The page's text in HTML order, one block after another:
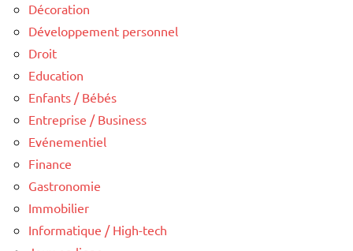
Décoration
Développement personnel
Droit
Education
Enfants / Bébés
Entreprise / Business
Evénementiel
Finance
Gastronomie
Immobilier
Informatique / High-tech